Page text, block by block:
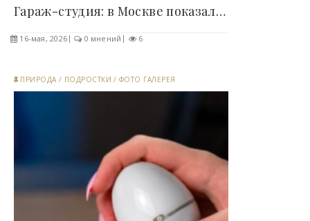
Гараж-студия: в Москве показали необычное..
16-мая, 2026 0 мнений 6
ПРИРОДА / ПОДРОСТКИ / ФОТО ГАЛЕРЕЯ